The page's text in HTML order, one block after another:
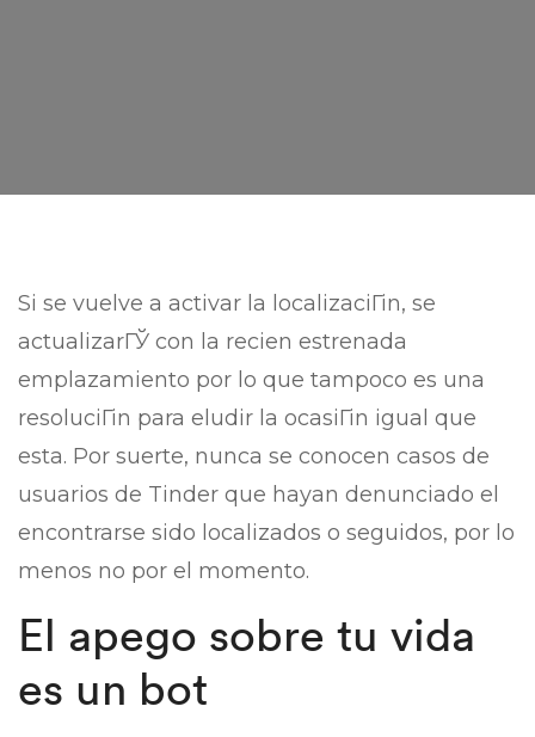
Si se vuelve a activar la localizaciГіn, se
actualizarГЎ con la recien estrenada
emplazamiento por lo que tampoco es una
resoluciГіn para eludir la ocasiГіn igual que
esta. Por suerte, nunca se conocen casos de
usuarios de Tinder que hayan denunciado el
encontrarse sido localizados o seguidos, por lo
menos no por el momento.
El apego sobre tu vida
es un bot